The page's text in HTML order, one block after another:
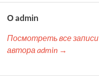
О admin
Посмотреть все записи
автора admin →